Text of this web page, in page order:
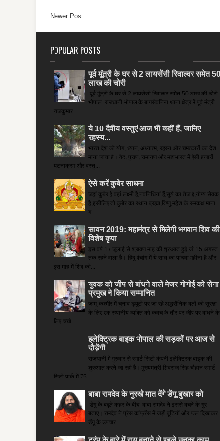
Newer Post
POPULAR POSTS
पूर्व मूंत्री के घर से 2 लायसेंसी रिवाल्वर समेत 50
लाख की चोरी
पूर्व मूंत्री के घर से 2 लायसेंसी रिवाल्वर समेत 50 लाख की चोरी
भोपाल: राजधानी भोपाल के बागसेवनिया थाना क्षेत्र में पूर्व मंत्री
राजकुमार ...
ये 10 दैवीय वस्तुएं आज भी कहीं हैं, जानिए
रहस्य...
भारत देश को योग, ध्यान, अध्यात्म, रहस्य और चमत्कारों का देश
माना जाता है। वेद, पुराण, रामायण और महाभारत में ऐसी हजारों
घटनाक्रम और वस्तु...
ऐसे करें कुबेर साधना
जहां कुबेर है­ वहां लक्ष्मी है,नवनिधियां हैं,सूर्य का तेज है,योग्य सेवक
है,इसीलिए तो कुबेर का स्थान ब्रह्मा,विष्णु,महेश के समकक्ष माना
ग...
सावन 2019: महामंत्र से मिलेगी भगवान शिव की
विशेष कृपा
इस वर्ष 17 जुलाई से श्रावण माह की शुरुआत हुई जो 15 अगस्त
तक रहने वाला है। हिंदू पंचांग में ये साल का पांचवा महीना है और
इस माह में शिव की...
युवक को जीप से बांधने वाले मेजर गोगोई को सेना
प्रमुख ने किया सम्‍मानित
जम्मू-कश्मीर में चुनाव ड्यूटी पर जा रहे अद्धसैनिक बलों की सुरक्षा
के लिए एक स्थानीय व्यक्ति को कवच के तौर पर जीप पर बांधने के
लिए चर्चा ...
इलेक्ट्रिक बाइक भोपाल की सड़कों पर आज से
दौड़ेंगी
राजधानी में गुरुवार से स्मार्ट सिटी कंपनी इलेक्ट्रिक बाइक की
शुरुआत करने जा रही है। मुख्यमंत्री शिवराज सिंह चौहान स्मार्ट
सिटी पार्क में 75 ...
बाबा रामदेव के नुस्खे मात देंगे डेंगू बुखार को
डेंगू के बढ़ते कहर के बीच बाबा रामदेव ने इससे बचने के गुर
बताए। रामदेव ने प्रेस कांफ्रेंस में जड़ी बूटियों और फल दिखाकर
डेंगू के उपचार...